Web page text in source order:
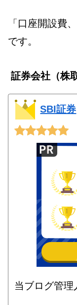
「口座開設費
です。
証券会社（株
SBI証券
当ブログ管理